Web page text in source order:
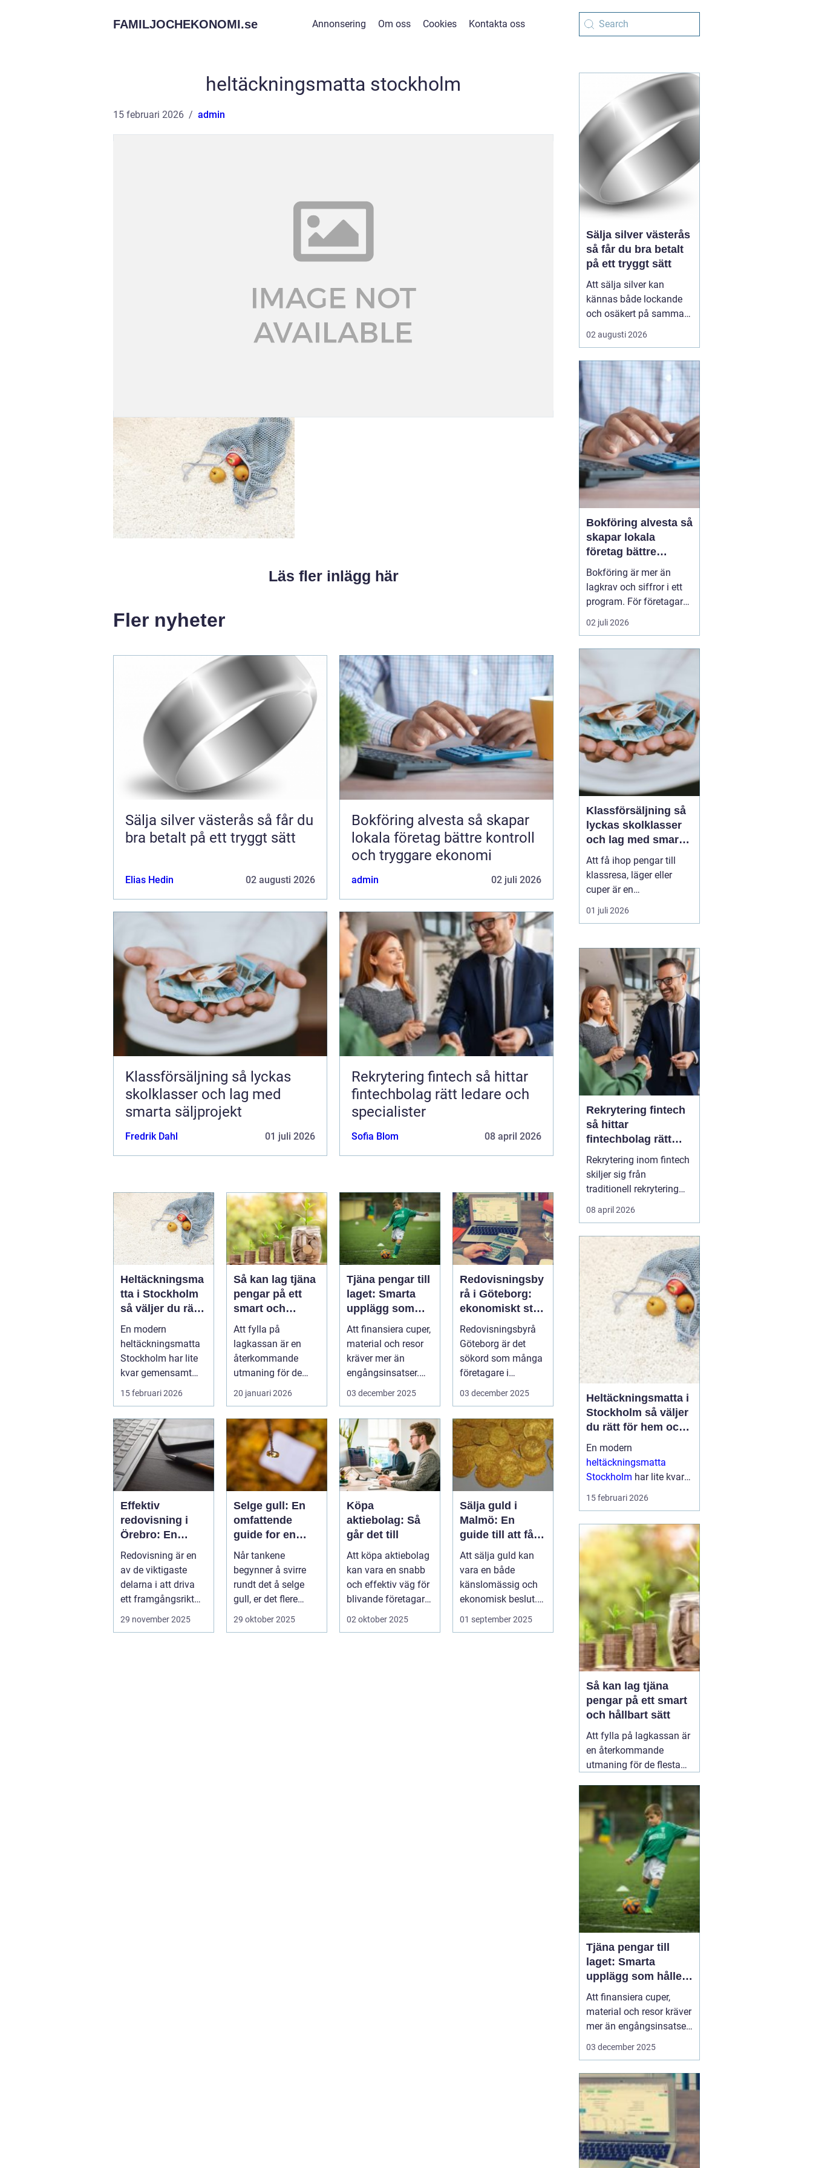
FAMILJOCHEKONOMI.se Annonsering Om oss Cookies Kontakta oss
heltäckningsmatta stockholm
15 februari 2026 admin
Läs fler inlägg här
Fler nyheter
Sälja silver västerås så får du
bra betalt på ett tryggt sätt
Elias Hedin 02 augusti 2026
Bokföring alvesta så skapar
lokala företag bättre kontroll
och tryggare ekonomi
admin 02 juli 2026
Klassförsäljning så lyckas
skolklasser och lag med
smarta säljprojekt
Fredrik Dahl 01 juli 2026
Rekrytering fintech så hittar
fintechbolag rätt ledare och
specialister
Sofia Blom 08 april 2026
Heltäckningsma
tta i Stockholm
så väljer du rätt
för hem och
kontor
En modern
heltäckningsmatta
Stockholm har lite
kvar gemensamt
med de platta, trista
15 februari 2026
Så kan lag tjäna
pengar på ett
smart och
hållbart sätt
Att fylla på
lagkassan är en
återkommande
utmaning för de
flesta idrottslag.
Nya matchställ,
cuper, ...
20 januari 2026
Tjäna pengar till
laget: Smarta
upplägg som
håller i längden
Att finansiera cuper,
material och resor
kräver mer än
engångsinsatser.
Många ...
03 december 2025
Redovisningsby
rå i Göteborg:
ekonomiskt stöd
för ditt företag
Redovisningsbyrå
Göteborg är det
sökord som många
företagare i
G&oum...
03 december 2025
Effektiv
redovisning i
Örebro: En
nyckel till
framgång
Redovisning är en
av de viktigaste
delarna i att driva
ett framgångsrikt
företag. I ...
29 november 2025
Selge gull: En
omfattende
guide for en
lønnsom
transaksjon
Når tankene
begynner å svirre
rundt det å selge
gull, er det flere
aspekter som b&...
29 oktober 2025
Köpa
aktiebolag: Så
går det till
Att köpa aktiebolag
kan vara en snabb
och effektiv väg för
blivande företagare
02 oktober 2025
Sälja guld i
Malmö: En
guide till att få
bästa värde för
ditt guld
Att sälja guld kan
vara en både
känslomässig och
ekonomisk beslut.
01 september 2025
Sälja silver västerås
så får du bra betalt
på ett tryggt sätt
Att sälja silver kan
kännas både lockande
och osäkert på samma
gång. Många sitter på
silversmycken, bestick
liggande i ett skåp år
efter år. Frågan dyker
ofta upp: är det värt
något, och hur går en
försäljning faktiskt till?
...
02 augusti 2026
Bokföring alvesta så
skapar lokala
företag bättre
kontroll och
tryggare ekonomi
Bokföring är mer än
lagkrav och siffror i ett
program. För företagare i
Alvesta handlar det om
vardaglig trygghet, bättre
korrekta, uppdaterade
och begripliga blir det
enklare att växa, ...
02 juli 2026
Klassförsäljning så
lyckas skolklasser
och lag med smarta
säljprojekt
Att få ihop pengar till
klassresa, läger eller
cuper är en
återkommande
utmaning för många
Samtidigt kan en
genomtänkt
Klassförsäljningbli
mycket mer än bara ett
sätt att fylla kassan.
De...
01 juli 2026
Rekrytering fintech
så hittar
fintechbolag rätt
ledare och
specialister
Rekrytering inom fintech
skiljer sig från
traditionell rekrytering
inom bank, finans eller
renodlad tech.
miljö där teknik, affär
och reglering möts och
ofta krockar.
Tillväxttakten är hög,
regelverken skärps och
konkurrens...
08 april 2026
Heltäckningsmatta i
Stockholm så väljer
du rätt för hem och
kontor
En modern
heltäckningsmatta
Stockholm har lite kvar
gemensamt med de
och 80-talet. I da...
15 februari 2026
Så kan lag tjäna
pengar på ett smart
och hållbart sätt
Att fylla på lagkassan är
en återkommande
utmaning för de flesta
träningsläger, material,
domarkostnader och
resor äter snabbt upp
pengarna. Många söker
därför enkla och tydliga
20 januari 2026
Tjäna pengar till
laget: Smarta
upplägg som håller i
längden
Att finansiera cuper,
material och resor kräver
mer än engångsinsatser.
Många lag väljer idag
och lojala kunder. Fokus
ligger på vardagsvaror,
tydlig pl...
03 december 2025